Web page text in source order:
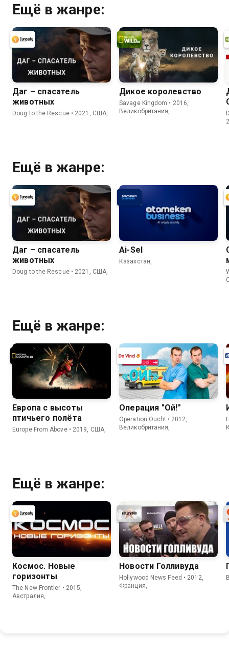
Ещё в жанре:
Даг – спасатель
животных
Doug to the Rescue • 2021, США,
Дикое королевство
Savage Kingdom • 2016,
Великобритания,
Ещё в жанре:
Даг – спасатель
животных
Doug to the Rescue • 2021, США,
Ai-Sel
Казахстан,
Ещё в жанре:
Европа с высоты
птичьего полёта
Europe From Above • 2019, США,
Операция "Ой!"
Operation Ouch! • 2012,
Великобритания,
Ещё в жанре:
Космос. Новые
горизонты
The New Frontier • 2015,
Австралия,
Новости Голливуда
Hollywood News Feed • 2012,
Франция,